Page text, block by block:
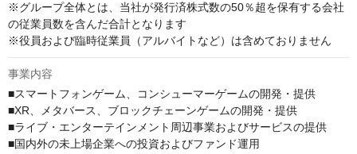
※グループ全体とは、当社が発行済株式数の50％超を保有する会社
の従業員数を含んだ合計となります
※役員および臨時従業員（アルバイトなど）は含めておりません
事業内容
■スマートフォンゲーム、コンシューマーゲームの開発・提供
■XR、メタバース、ブロックチェーンゲームの開発・提供
■ライブ・エンターテインメント周辺事業およびサービスの提供
■国内外の未上場企業への投資およびファンド運用